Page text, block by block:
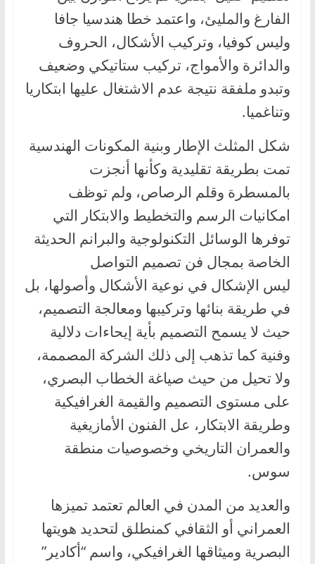
الفارغ والمليئ، واعتمد خطا هندسيا جافا
وليس كوفيا، وتركيب الأشكال، الحروف
والدائرة والأمواج، تركيب ستاتيكي وضعيف
وتبدو ملفقة نتيجة عدم الاشتغال عليها ابتكاريا
وتناغميا.
شكل المثلث الإطار وبنية المكونات الهندسية
تمت بطريقة تقليدية وكأنها أنجزت
بالمسطرة وقلم الرصاص، ولم توظف
امكانيات الرسم والتخطيط والابتكار التي
توفرها الوسائل التكنولوجية والبرانم الحديثة
الخاصة بمجال فن تصميم التواصل
ليس الإشكال في نوعية الأشكال وأصولها، بل
في طريقة بنائها وتركيبها ومعالجة التصميم،
حيث لا يسمح التصميم بأية إيحاءات دلالية
وفنية كما تذهب إلى ذلك الشركة المصممة،
ولا تحيل من حيث صياغة الخطاب البصري،
على مستوى التصميم والقيمة الغرافيكية
وطريقة الابتكار، عل الفنون الأمازيغية
والعمران التاريخي وخصوصيات منطقة
سوس.
والعديد من المدن في العالم تعتمد تميزها
العمراني أو الثقافي كمنطلق لتحديد هويتها
البصرية وميثاقها الغرافيكي، واسم “أكادير”